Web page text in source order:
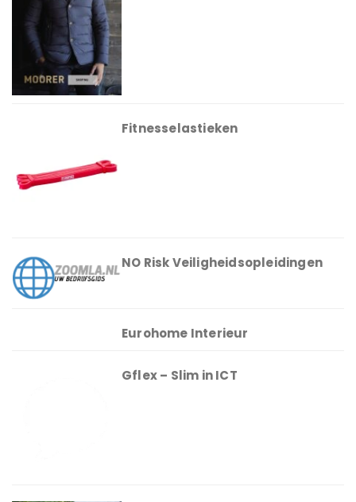
Fitnesselastieken
NO Risk Veiligheidsopleidingen
Eurohome Interieur
Gflex – Slim in ICT